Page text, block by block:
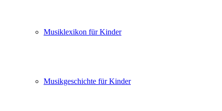
Musiklexikon für Kinder
Musikgeschichte für Kinder